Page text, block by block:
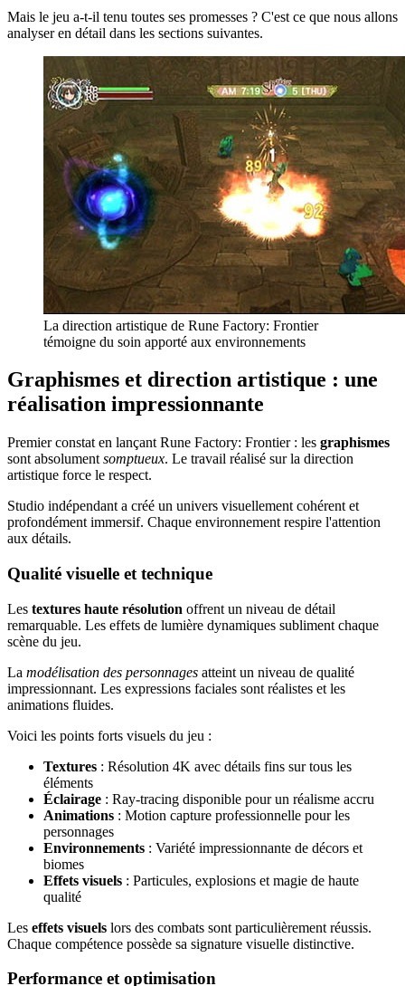
Mais le jeu a-t-il tenu toutes ses promesses ? C'est ce que nous allons
analyser en détail dans les sections suivantes.
La direction artistique de Rune Factory: Frontier
témoigne du soin apporté aux environnements
Graphismes et direction artistique : une
réalisation impressionnante
Premier constat en lançant Rune Factory: Frontier : les graphismes
sont absolument somptueux. Le travail réalisé sur la direction
artistique force le respect.
Studio indépendant a créé un univers visuellement cohérent et
profondément immersif. Chaque environnement respire l'attention
aux détails.
Qualité visuelle et technique
Les textures haute résolution offrent un niveau de détail
remarquable. Les effets de lumière dynamiques subliment chaque
scène du jeu.
La modélisation des personnages atteint un niveau de qualité
impressionnant. Les expressions faciales sont réalistes et les
animations fluides.
Voici les points forts visuels du jeu :
Textures : Résolution 4K avec détails fins sur tous les
éléments
Éclairage : Ray-tracing disponible pour un réalisme accru
Animations : Motion capture professionnelle pour les
personnages
Environnements : Variété impressionnante de décors et
biomes
Effets visuels : Particules, explosions et magie de haute
qualité
Les effets visuels lors des combats sont particulièrement réussis.
Chaque compétence possède sa signature visuelle distinctive.
Performance et optimisation